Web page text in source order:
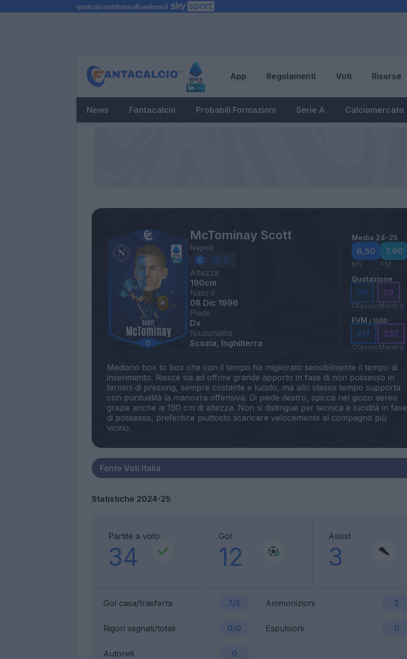
App Regolamenti Voti Risorse
News Fantacalcio Probabili Formazioni Serie A Calciomercato
McTominay Scott
Napoli
Altezza
190cm
Nato il
08 Dic 1996
Piede
Dx
Nazionalità
Scozia, Inghilterra
Media 24-25
6,50
MV
7,60
FM
Quotazione
30
Classic
29
Mantra
FVM / 1000
217
Classic
232
Mantra
Mediano box to box che con il tempo ha migliorato sensibilmente il tempo di
inserimento. Riesce sia ad offrire grande apporto in fase di non possesso in
termini di pressing, sempre costante e lucido, ma allo stesso tempo supporta
con puntualità la manovra offensiva. Di piede destro, spicca nel gioco aereo
grazie anche ai 190 cm di altezza. Non si distingue per tecnica e lucidità in fase
di possesso, preferisce piuttosto scaricare velocemente al compagno più
Statistiche 2024-25
Partite a voto
34
Gol
12
Assist
3
Gol casa/trasferta 7/5 Ammonizioni 3
Rigori segnati/totali 0/0 Espulsioni 0
Autoreti 0